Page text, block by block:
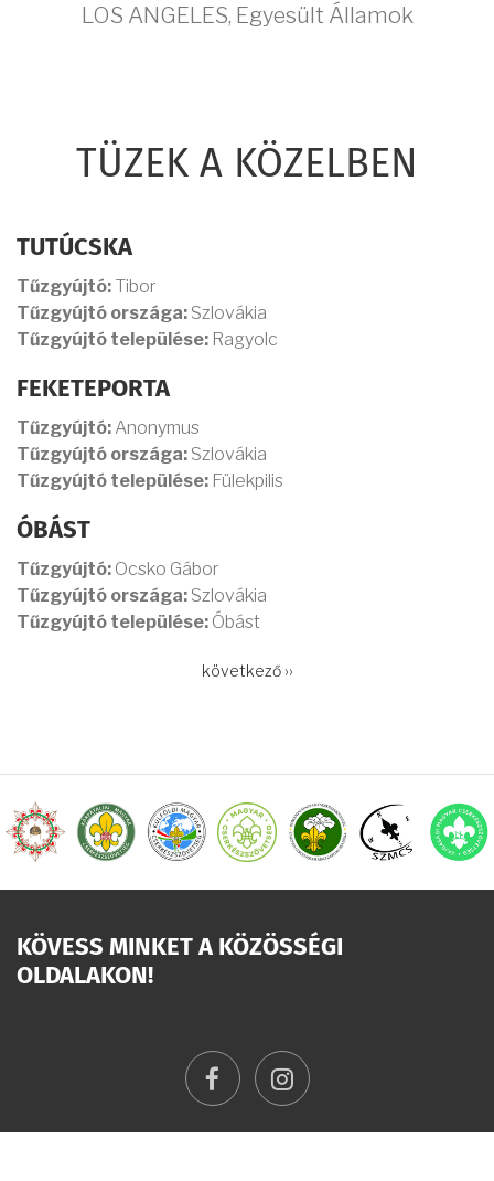
LOS ANGELES, Egyesült Államok
TÜZEK A KÖZELBEN
TUTÚCSKA
Tűzgyújtó: Tibor
Tűzgyújtó országa: Szlovákia
Tűzgyújtó települése: Ragyolc
FEKETEPORTA
Tűzgyújtó: Anonymus
Tűzgyújtó országa: Szlovákia
Tűzgyújtó települése: Fülekpilis
ÓBÁST
Tűzgyújtó: Ocsko Gábor
Tűzgyújtó országa: Szlovákia
Tűzgyújtó települése: Óbást
Következő
következő ››
KÖVESS MINKET A KÖZÖSSÉGI
OLDALAKON!
facebookinstagram